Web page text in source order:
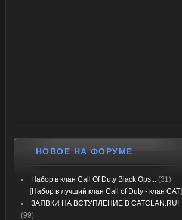
НОВОЕ НА ФОРУМЕ
Набор в клан Call Of Duty Black Ops... (31)
[Набор в лучший клан Call of Duty - клан CAT]
ЗАЯВКИ НА ВСТУПЛЕНИЕ В CATCLAN.RU!
(99)